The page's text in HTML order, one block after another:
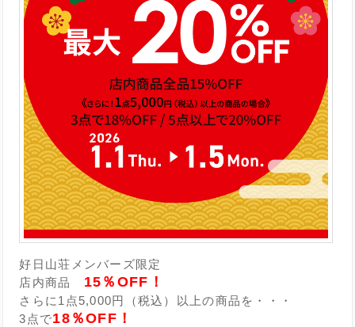
好日山荘メンバーズ限定
店内商品 15％OFF！
さらに1点5,000円（税込）以上の商品を・・・
3点で18％OFF！